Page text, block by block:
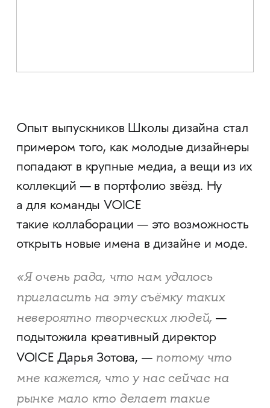
Опыт выпускников Школы дизайна стал
примером того, как молодые дизайнеры
попадают в крупные медиа, а вещи из их
коллекций — в портфолио звёзд. Ну
а для команды VOICE
такие коллаборации — это возможность
открыть новые имена в дизайне и моде.
«Я очень рада, что нам удалось
пригласить на эту съёмку таких
невероятно творческих людей, —
подытожила креативный директор
VOICE Дарья Зотова, — потому что
мне кажется, что у нас сейчас на
рынке мало кто делает такие